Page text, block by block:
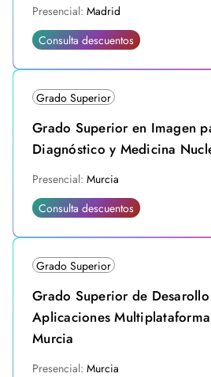
Presencial: Madrid
Consulta descuentos
Grado Superior
Grado Superior en Imagen
Diagnóstico y Medicina
Presencial: Murcia
Consulta descuentos
Grado Superior
Grado Superior de
Aplicaciones
Murcia
Presencial: Murcia